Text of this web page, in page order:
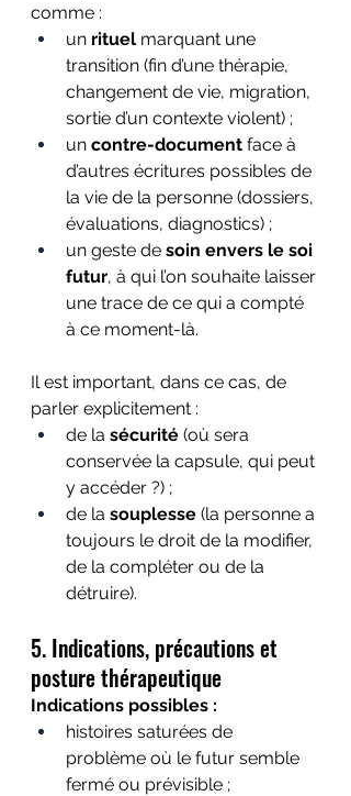
comme :
un rituel marquant une
transition (fin d’une thérapie,
changement de vie, migration,
sortie d’un contexte violent) ;
un contre-document face à
d’autres écritures possibles de
la vie de la personne (dossiers,
évaluations, diagnostics) ;
un geste de soin envers le soi
futur, à qui l’on souhaite laisser
une trace de ce qui a compté
à ce moment-là.
Il est important, dans ce cas, de
parler explicitement :
de la sécurité (où sera
conservée la capsule, qui peut
y accéder ?) ;
de la souplesse (la personne a
toujours le droit de la modifier,
de la compléter ou de la
détruire).
5. Indications, précautions et
posture thérapeutique
Indications possibles :
histoires saturées de
problème où le futur semble
fermé ou prévisible ;